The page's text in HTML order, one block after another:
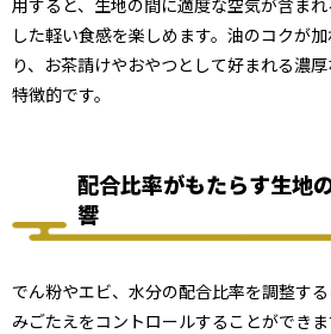
用すると、生地の間に適度な空気が含ま
した軽い食感を楽しめます。油のコクが
り、お茶請けやおやつとして好まれる濃
特徴的です。
配合比率がもたらす生地
響
でん粉やエビ、水分の配合比率を調整す
みごたえをコントロールすることができ